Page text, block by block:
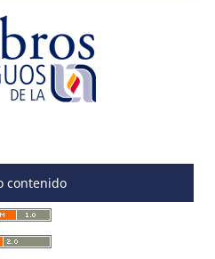
contenido